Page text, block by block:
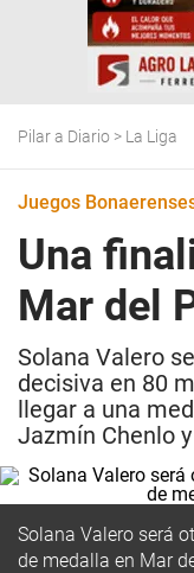
Pilar a Diario > La Liga
Juegos
Una
Mar del
Solana Valero
decisiva en 80
llegar a una
Jazmín Chenlo
Solana Valero será
de medalla en Mar